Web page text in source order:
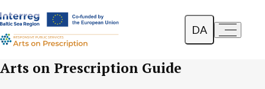
DA
Arts on Prescription Guide